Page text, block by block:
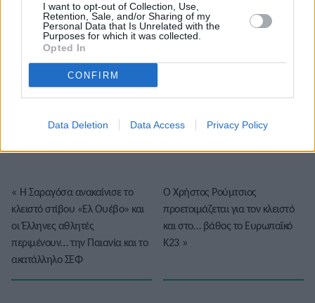
I want to opt-out of Collection, Use,
Retention, Sale, and/or Sharing of my
Personal Data that Is Unrelated with the
Purposes for which it was collected.
Opted In
CONFIRM
Data Deletion Data Access Privacy Policy
★★★
« Η Σαραγόσα ανακαίνισε το
κλειστό στίβου «Ελ Ουέβο» και
οι Έλληνες αθλητές
περιμένουν… την Παιανία και το
ακατάλληλο ΣΕΦ
Ο Χρήστος Ρούμτσιος
προετοιμάζεται για τον κλειστό
και στο… βάθος το Ευρωπαϊκό
Κ23»